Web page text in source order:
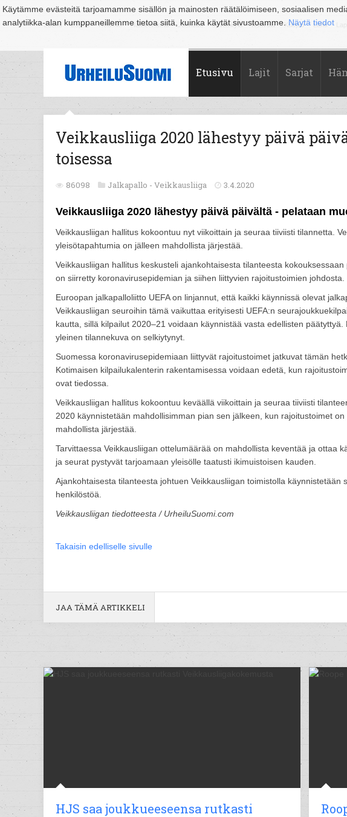
Käytämme evästeitä tarjoamamme sisällön ja mainosten räätälöimiseen, sosiaalisen
analytiikka-alan kumppaneillemme tietoa siitä, kuinka käytät sivustoamme. Näytä tiedot
Suomi Espoo Helsinki Hämeenlinna Joensuu Jyväskylä Kouvola Kuopio Lahti
Etusivu Lajit Sarjat
Veikkausliiga 2020 lähestyy päivä
toisessa
86098 Jalkapallo - Veikkausliiga 3.4.2020
Veikkausliiga 2020 lähestyy päivä päivältä - pelataan
Veikkausliigan hallitus kokoontuu nyt viikoittain ja seuraa tiiviisti tilannetta.
yleisötapahtumia on jälleen mahdollista järjestää.
Veikkausliigan hallitus keskusteli ajankohtaisesta tilanteesta
on siirretty koronavirusepidemian ja siihen liittyvien rajoitustoimien johdosta.
Euroopan jalkapalloliitto UEFA on linjannut, että kaikki käynnissä olevat
Veikkausliigan seuroihin tämä vaikuttaa erityisesti UEFA:n
kautta, sillä kilpailut 2020–21 voidaan käynnistää vasta edellisten
yleinen tilannekuva on selkiytynyt.
Suomessa koronavirusepidemiaan liittyvät rajoitustoimet jatkuvat tämän
Kotimaisen kilpailukalenterin rakentamisessa voidaan edetä, kun
ovat tiedossa.
Veikkausliigan hallitus kokoontuu keväällä viikoittain ja seuraa tiiviisti
2020 käynnistetään mahdollisimman pian sen jälkeen, kun rajoitustoimet
mahdollista järjestää.
Tarvittaessa Veikkausliigan ottelumäärää on mahdollista keventää ja ottaa
ja seurat pystyvät tarjoamaan yleisölle taatusti ikimuistoisen kauden.
Ajankohtaisesta tilanteesta johtuen Veikkausliigan toimistolla
henkilöstöä.
Veikkausliigan tiedotteesta / UrheiluSuomi.com
Takaisin edelliselle sivulle
JAA TÄMÄ ARTIKKELI
HJS saa joukkueeseensa rutkasti